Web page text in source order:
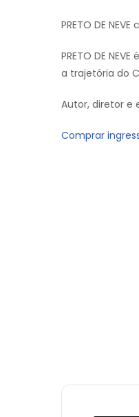
PRETO DE
PRETO DE
a trajetória do
Autor, diretor e
Comprar